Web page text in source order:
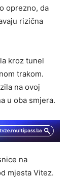
oprezno, da
rizična
kroz tunel
trakom.
na ovoj
u oba smjera.
na
mjesta Vitez.